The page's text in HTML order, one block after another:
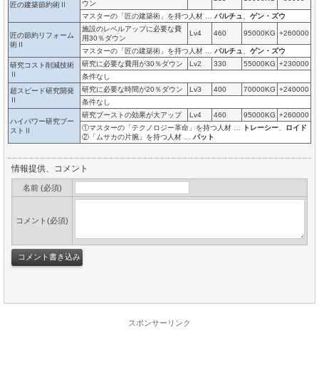
匠の建築節約術Ⅱ ウン
マスターの「匠の建築術」を持つ人材 … バルチュ ゲン・ズウ
匠の節約リフォーム
術Ⅱ
施設のレベルアップに必要な費
用30％ダウン
Lv4 460 95000KG +260000
マスターの「匠の建築術」を持つ人材 … バルチュ
ゲン・ズウ
研究コスト削減技術
Ⅱ
研究に必要な費用が30％ダウン Lv2 330 55000KG +230000
条件なし
超スピード研究開発
Ⅱ
研究に必要な時間が20％ダウン Lv3 400 70000KG +240000
条件なし
ハイパワー研究ブー
ストⅡ
研究ブーストの効果が大アップ Lv4 460 95000KG +260000
①マスターの「テクノロジー革命」を持つ人材 …
トレーシー
ロイド
②「ムサカの片腕」を持つ人材 … パット
情報提供、コメント
名前 (必須)
コメント(必須)
スポンサーリンク